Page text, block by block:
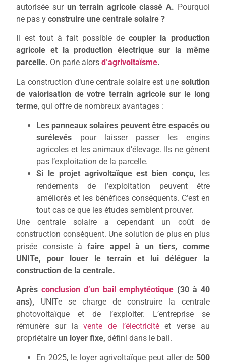
autorisée sur un terrain agricole classé A. Pourquoi
ne pas yconstruire une centrale solaire ?
Il est tout à fait possible decoupler la production
agricole et la production électrique sur la même
parcelle. On parle alorsd’agrivoltaïsme.
La construction d’une centrale solaire est une solution
de valorisation de votre terrain agricole sur le long
terme, qui offre de nombreux avantages :
Les panneaux solaires peuvent être espacés ou
surélevés pour laisser passer les engins
agricoles et les animaux d’élevage. Ils ne gênent
pas l’exploitation de la parcelle.
Si le projet agrivoltaïque est bien conçu, les
rendements de l’exploitation peuvent être
améliorés et les bénéfices conséquents. C’est en
tout cas ce que les études semblent prouver.
Une centrale solaire a cependant un coût de
construction conséquent. Une solution de plus en plus
prisée consiste àfaire appel à un tiers, comme
UNITe, pour louer le terrain et lui déléguer la
construction de la centrale.
Aprèsconclusion d’un bail emphytéotique (30 à 40
ans), UNITe se charge de construire la centrale
photovoltaïque et de l’exploiter. L’entreprise se
rémunère sur lavente de l’électricitéet verse au
propriétaireun loyer fixe,défini dans le bail.
En 2025, le loyer agrivoltaïque peut aller de 500